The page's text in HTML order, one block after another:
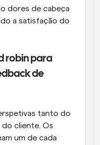
dores de cabeça
a satisfação do
robin para
de
tanto do
cliente. Os
um de cada